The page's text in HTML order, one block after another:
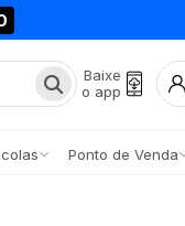
Baixe
o app
Ponto de Venda